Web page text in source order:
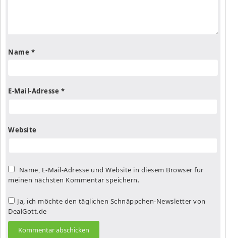
Name *
E-Mail-Adresse *
Website
Name, E-Mail-Adresse und Website in diesem Browser für
meinen nächsten Kommentar speichern.
Ja, ich möchte den täglichen Schnäppchen-Newsletter von
DealGott.de